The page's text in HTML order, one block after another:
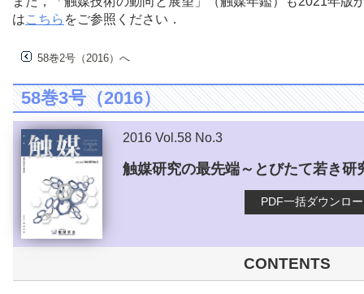
はこちら をご参照ください．
58巻2号（2016）へ
58巻3号（2016）
2016 Vol.58 No.3
触媒研究の最先端～とびたて若き研
PDF一括ダウンロ
CONTENTS